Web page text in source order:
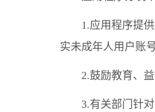
1.应用程序提
实未成年人用户账
2.鼓励教育、
3.有关部门针